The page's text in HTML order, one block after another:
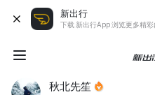
新出行
下载 新出行App 浏览更多精彩
秋北先笙